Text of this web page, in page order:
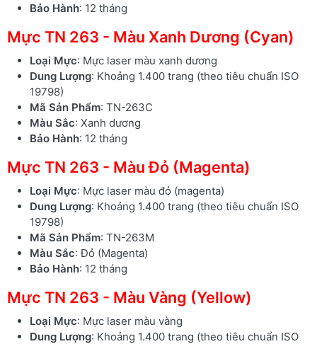
Bảo Hành: 12 tháng
Mực TN 263 - Màu Xanh Dương (Cyan)
Loại Mực: Mực laser màu xanh dương
Dung Lượng: Khoảng 1.400 trang (theo tiêu chuẩn ISO
19798)
Mã Sản Phẩm: TN-263C
Màu Sắc: Xanh dương
Bảo Hành: 12 tháng
Mực TN 263 - Màu Đỏ (Magenta)
Loại Mực: Mực laser màu đỏ (magenta)
Dung Lượng: Khoảng 1.400 trang (theo tiêu chuẩn ISO
19798)
Mã Sản Phẩm: TN-263M
Màu Sắc: Đỏ (Magenta)
Bảo Hành: 12 tháng
Mực TN 263 - Màu Vàng (Yellow)
Loại Mực: Mực laser màu vàng
Dung Lượng: Khoảng 1.400 trang (theo tiêu chuẩn ISO